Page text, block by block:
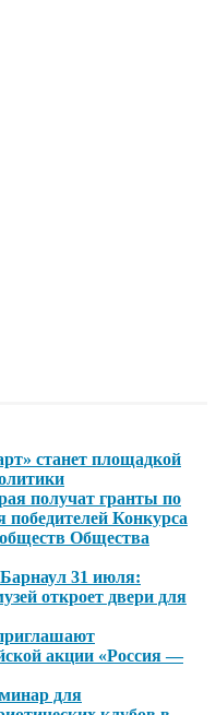
станет площадкой
получат гранты по
Конкурса
Общества
31 июля:
откроет двери для
акции «Россия —
для